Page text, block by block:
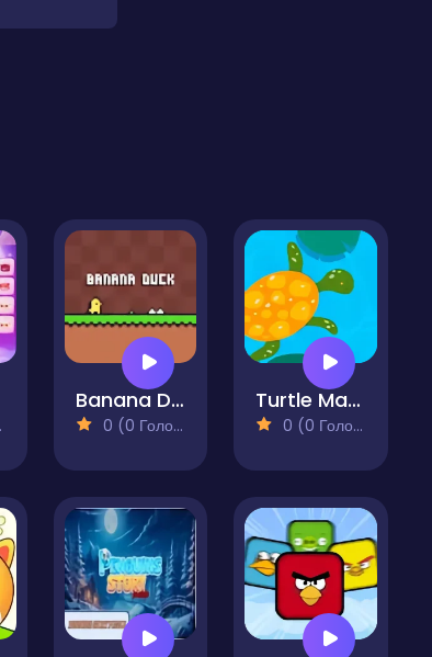
Banana Duck
0 (0 Голосів)
Turtle Math
0 (0 Голосів)